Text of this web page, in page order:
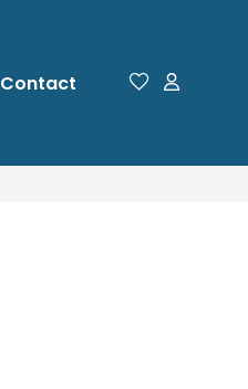
Contact